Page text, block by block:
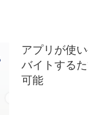
アプリが使い
バイトする
可能